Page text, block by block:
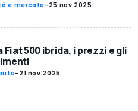
e mercato- 25 nov 2025
Fiat 500 ibrida, i prezzi e gli
- 21 nov 2025